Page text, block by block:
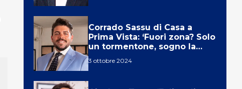
Corrado Sassu di Casa a
Prima Vista: ‘Fuori zona? Solo
un tormentone, sogno la
3 ottobre 2024